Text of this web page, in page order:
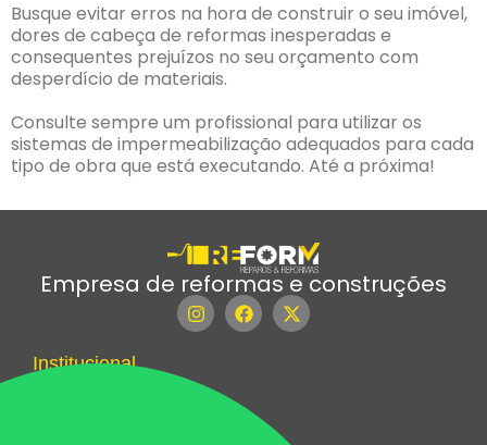
Busque evitar erros na hora de construir o seu imóvel,
dores de cabeça de reformas inesperadas e
consequentes prejuízos no seu orçamento com
desperdício de materiais.
Consulte sempre um profissional para utilizar os
sistemas de impermeabilização adequados para cada
tipo de obra que está executando. Até a próxima!
Empresa de reformas e construções
Institucional